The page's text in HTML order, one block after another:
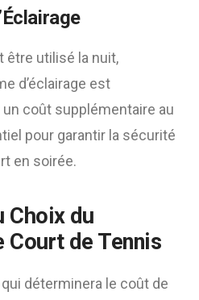
être utilisé la nuit,
d’éclairage est
coût supplémentaire au
pour garantir la sécurité
en soirée.
Choix du
Court de Tennis
déterminera le coût de